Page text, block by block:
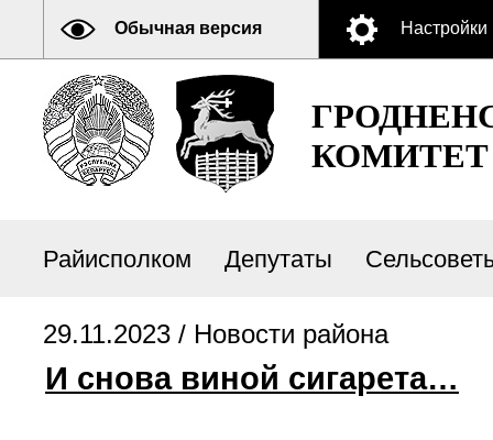
Обычная версия Настройки
КОМИТЕТ
Райисполком Депутаты
29.11.2023 / Новости района
И снова виной сигарета…